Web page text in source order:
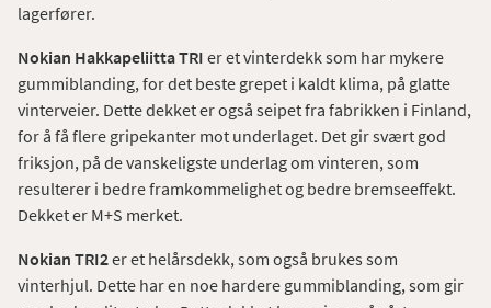
lagerfører.
Nokian Hakkapeliitta TRI er et vinterdekk som har mykere
gummiblanding, for det beste grepet i kaldt klima, på glatte
vinterveier. Dette dekket er også seipet fra fabrikken i Finland,
for å få flere gripekanter mot underlaget. Det gir svært god
friksjon, på de vanskeligste underlag om vinteren, som
resulterer i bedre framkommelighet og bedre bremseeffekt.
Dekket er M+S merket.
Nokian TRI2er et helårsdekk, som også brukes som
vinterhjul. Dette har en noe hardere gummiblanding, som gir